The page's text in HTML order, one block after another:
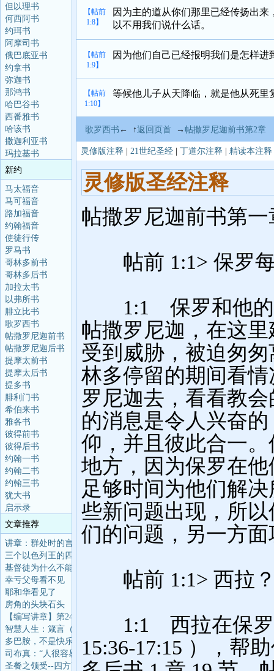
但以理书
何西阿书
约珥书
阿摩司书
俄巴底亚书
约拿书
弥迦书
那鸿书
哈巴谷书
西番雅书
哈该书
撒迦利亚书
玛拉基书
新约
马太福音
马可福音
路加福音
约翰福音
使徒行传
罗马书
哥林多前书
哥林多后书
加拉太书
以弗所书
腓立比书
歌罗西书
帖撒罗尼迦前书
帖撒罗尼迦后书
提摩太前书
提摩太后书
提多书
腓利门书
希伯来书
雅各书
彼得前书
彼得后书
约翰一书
约翰二书
约翰三书
犹大书
启示录
文章推荐
讲章：群处时的言语智
三个以色列王的四十年
基督徒为什么不能算命
幸亏父母看不见
耶和华看见了
房角的头块石头
【编写讲章】第24讲：
智慧人生：箴言（第97
多巴胺，不是快乐分子
司布真：“人很容易挑
圣餐之领受--四方面 第
【帖前
1:8】
因为主的道从你们那里已经传扬出
以不用我们说什么话。
【帖前
1:9】
因为他们自己已经报明我们是怎样
【帖前
1:10】
等候他儿子从天降临，就是他从死
歌罗西书 ← ↑返回页首 →帖撒罗尼迦前书第2章
灵修版注释 |21世纪圣经 |丁道尔注释 |精读本注释